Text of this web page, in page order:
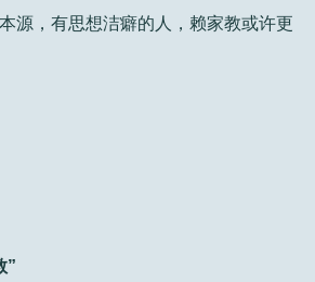
源，有思想洁癖的人，赖家教或许更
”